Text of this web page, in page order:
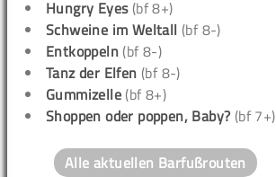
Hungry Eyes(bf 8+)
Schweine im Weltall (bf 8-)
Entkoppeln (bf 8-)
Tanz der Elfen (bf 8-)
Gummizelle (bf 8+)
Shoppen oder poppen, Baby? (bf 7+)
Alle aktuellen Barfußrouten